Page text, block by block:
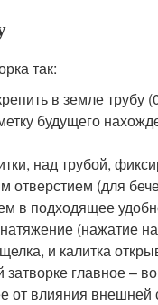
так:
в земле трубу
будущего
над трубой,
отверстием (для
в подходящее
(нажатие
и калитка
главное –
от влияния внешней